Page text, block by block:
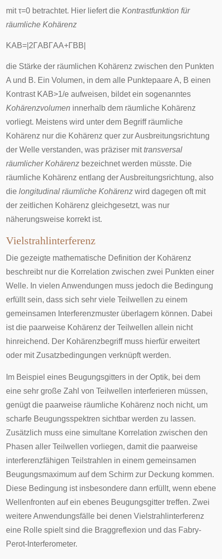
mitτ=0 betrachtet. Hier liefert die Kontrastfunktion für
räumliche Kohärenz
KAB= 2ΓABΓAA+ΓBB
die Stärke der räumlichen Kohärenz zwischen den Punkten
A und B. Ein Volumen, in dem alle Punktepaare A, B einen
Kontrast KAB>1/e aufweisen, bildet ein sogenanntes
Kohärenzvolumen innerhalb dem räumliche Kohärenz
vorliegt. Meistens wird unter dem Begriff räumliche
Kohärenz nur die Kohärenz quer zur Ausbreitungsrichtung
der Welle verstanden, was präziser mittransversal
räumlicher Kohärenz bezeichnet werden müsste. Die
räumliche Kohärenz entlang der Ausbreitungsrichtung, also
die longitudinal räumliche Kohärenz wird dagegen oft mit
der zeitlichen Kohärenz gleichgesetzt, was nur
näherungsweise korrekt ist.
Vielstrahlinterferenz
Die gezeigte mathematische Definition der Kohärenz
beschreibt nur die Korrelation zwischen zwei Punkten einer
Welle. In vielen Anwendungen muss jedoch die Bedingung
erfüllt sein, dass sich sehr viele Teilwellen zu einem
gemeinsamen Interferenzmuster überlagern können. Dabei
ist die paarweise Kohärenz der Teilwellen allein nicht
hinreichend. Der Kohärenzbegriff muss hierfür erweitert
oder mit Zusatzbedingungen verknüpft werden.
Im Beispiel eines Beugungsgitters in der Optik, bei dem
eine sehr große Zahl von Teilwellen interferieren müssen,
genügt die paarweise räumliche Kohärenz noch nicht, um
scharfe Beugungsspektren sichtbar werden zu lassen.
Zusätzlich muss eine simultane Korrelation zwischen den
Phasen aller Teilwellen vorliegen, damit die paarweise
interferenzfähigen Teilstrahlen in einem gemeinsamen
Beugungsmaximum auf dem Schirm zur Deckung kommen.
Diese Bedingung ist insbesondere dann erfüllt, wenn ebene
Wellenfronten auf ein ebenes Beugungsgitter treffen. Zwei
weitere Anwendungsfälle bei denen Vielstrahlinterferenz
eine Rolle spielt sind die Braggreflexion und das Fabry-
Perot-Interferometer.